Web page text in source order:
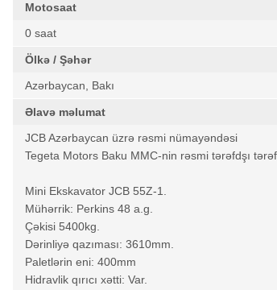
Motosaat
0 saat
Ölkə / Şəhər
Azərbaycan, Bakı
Əlavə məlumat
JCB Azərbaycan üzrə rəsmi nümayəndəsi
Tegeta Motors Baku MMC-nin rəsmi tərəfdşı
Mini Ekskavator JCB 55Z-1.
Mühərrik: Perkins 48 a.g.
Çəkisi 5400kg.
Dərinliyə qazıması: 3610mm.
Paletlərin eni: 400mm
Hidravlik qırıcı xətti: Var.